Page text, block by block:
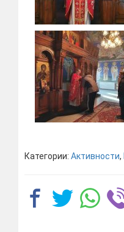
Категории: Активности,